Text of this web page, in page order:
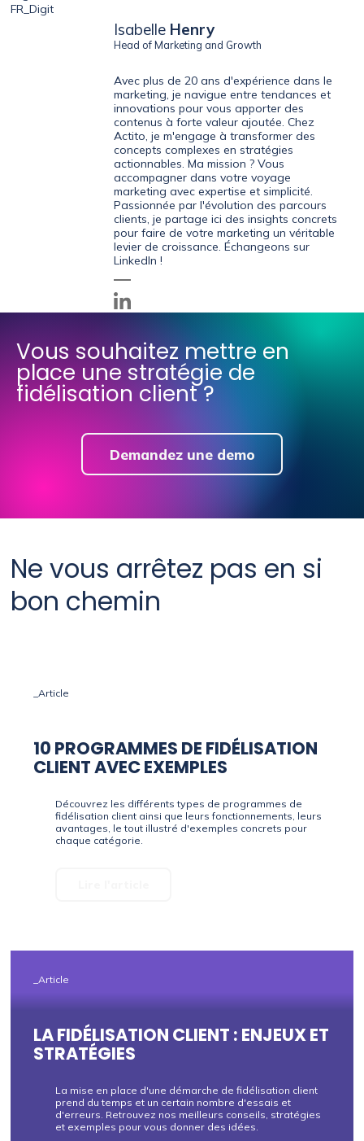
Isabelle Henry
Head of Marketing and Growth
Avec plus de 20 ans d'expérience dans le
marketing, je navigue entre tendances et
innovations pour vous apporter des
contenus à forte valeur ajoutée. Chez
Actito, je m'engage à transformer des
concepts complexes en stratégies
actionnables. Ma mission ? Vous
accompagner dans votre voyage
marketing avec expertise et simplicité.
Passionnée par l'évolution des parcours
clients, je partage ici des insights concrets
pour faire de votre marketing un véritable
levier de croissance. Échangeons sur
LinkedIn !
Vous souhaitez mettre en
place une stratégie de
fidélisation client ?
Demandez une demo
Ne vous arrêtez pas en si
bon chemin
_Article
10 PROGRAMMES DE FIDÉLISATION
CLIENT AVEC EXEMPLES
Découvrez les différents types de programmes de
fidélisation client ainsi que leurs fonctionnements, leurs
avantages, le tout illustré d'exemples concrets pour
chaque catégorie.
_Article
LA FIDÉLISATION CLIENT : ENJEUX ET
STRATÉGIES
La mise en place d'une démarche de fidélisation client
prend du temps et un certain nombre d'essais et
d'erreurs. Retrouvez nos meilleurs conseils, stratégies
et exemples pour vous donner des idées.